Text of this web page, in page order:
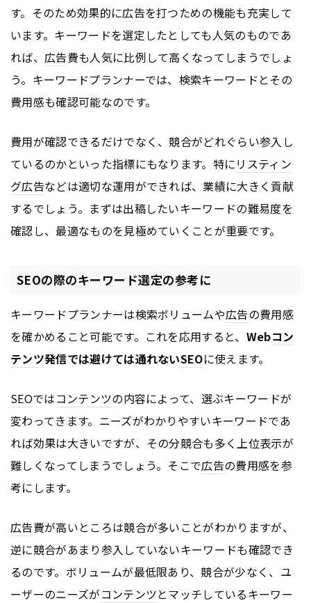
す。そのため効果的に広告を打つための機能も充実して
います。キーワードを選定したとしても人気のものであ
れば、 広告費も人気に比例して高くなってしまうでしょ
う。キーワードプランナーでは、検索キーワードとその
費用感も確認可能なのです。
費用が確認できるだけでなく、競合がどれぐらい参入し
ているのかといった指標にもなります。特にリスティン
グ広告などは適切な運用ができれば、業績に大きく貢献
するでしょう。まずは出稿したいキーワードの難易度を
確認し、最適なものを見極めていくことが重要です。
SEOの際のキーワード選定の参考に
キーワードプランナーは検索ボリュームや広告の費用感
を確かめること可能です。これを応用すると、 Webコン
テンツ発信では避けては通れないSEOに使えます。
SEOではコンテンツの内容によって、選ぶキーワードが
変わってきます。ニーズがわかりやすいキーワードであ
れば効果は大きいですが、その分競合も多く上位表示が
難しくなってしまうでしょう。そこで広告の費用感を参
考にします。
広告費が高いところは競合が多いことがわかりますが、
逆に競合があまり参入していないキーワードも確認でき
るのです。ボリュームが最低限あり、競合が少なく、ユ
ーザーのニーズがコンテンツとマッチしているキーワー